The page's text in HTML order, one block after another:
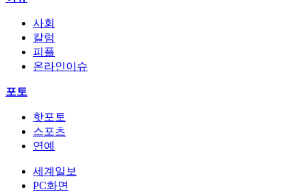
사회
칼럼
피플
온라인이슈
포토
핫포토
스포츠
연예
세계일보
PC화면